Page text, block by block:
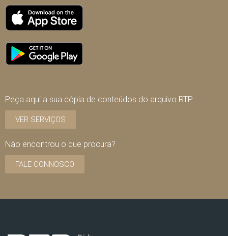
Peça aqui a sua cópia de conteúdos do arquivo RTP
VER SERVIÇOS
Não encontrou o que procura?
FALE CONNOSCO